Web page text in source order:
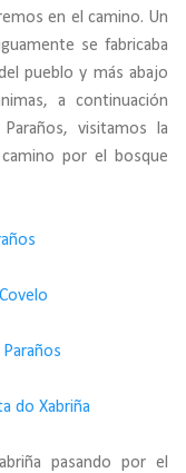
en el camino. Un
se fabricaba
pueblo y más abajo
a continuación
visitamos la
por el bosque
pasando por el